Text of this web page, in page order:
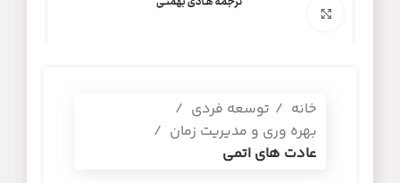
برای بزرگنمایی کلیک کنید
خانه
توسعه فردی
بهره وری و مدیریت زمان
عادت های اتمی